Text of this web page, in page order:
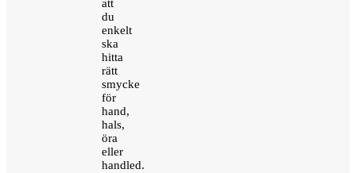
att
du
enkelt
ska
hitta
rätt
smycke
för
hand,
hals,
öra
eller
handled.